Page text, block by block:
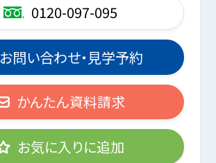
0120-097-095
お問い合わせ・見学予約
かんたん資料請求
お気に入りに追加